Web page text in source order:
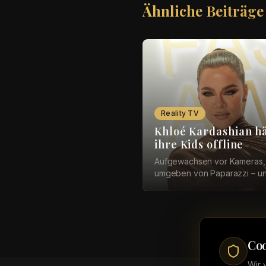
Ähnliche Beiträge
Reality TV
Khloé Kardashian
ihre Kids offline
Aufgewachsen vor Kameras,
umgeben von Paparazzi –